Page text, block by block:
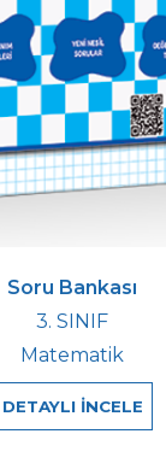
Soru Bankası
3. SINIF
Matematik
DETAYLI İNCELE